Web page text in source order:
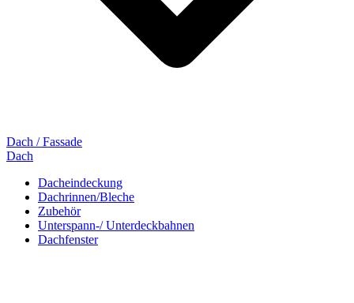
Dach / Fassade
Dach
Dacheindeckung
Dachrinnen/Bleche
Zubehör
Unterspann-/ Unterdeckbahnen
Dachfenster